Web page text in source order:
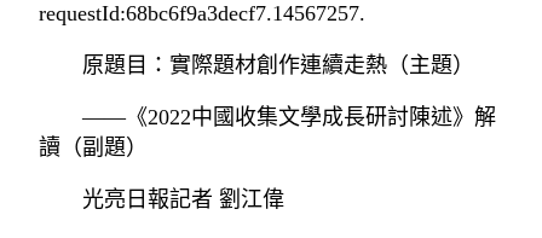
requestId:68bc6f9a3decf7.14567257.
原題目：實際題材創作連續走熱（主題）
——《2022中國收集文學成長研討陳述》解
讀（副題）
光亮日報記者 劉江偉